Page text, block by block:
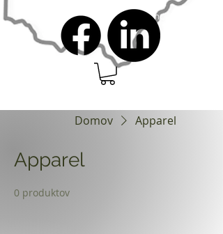
admin@dressrightdressinc.org
Domov Apparel
Apparel
0 produktov